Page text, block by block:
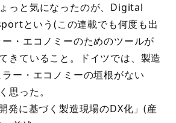
っと気になったのが、Digital
という(この連載でも何度も出
・エコノミーのためのツールが
きていること。ドイツでは、製造
ー・エコノミーの垣根がない
思った。
発に基づく製造現場のDX化」(産